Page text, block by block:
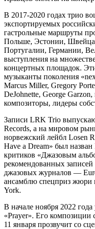
В 2017-2020 годах трио
экспортируемых
гастрольные маршруты
Польше, Эстонии,
Португалии, Германии,
выступления на
концертных площадок.
музыканты поколения
Marcus Miller, Gregory
DeJohnette, George
композиторы, лидеры
Записи LRK Trio
Records, а на мировом
норвежский лейбл Losen
Have a Dream» был
критиков «Джазовым
рекомендованных
джазовых журналов —
ансамблю спецприз жюри
York.
В начале ноября 2022
«Prayer». Его композиции
11 января прозвучит со